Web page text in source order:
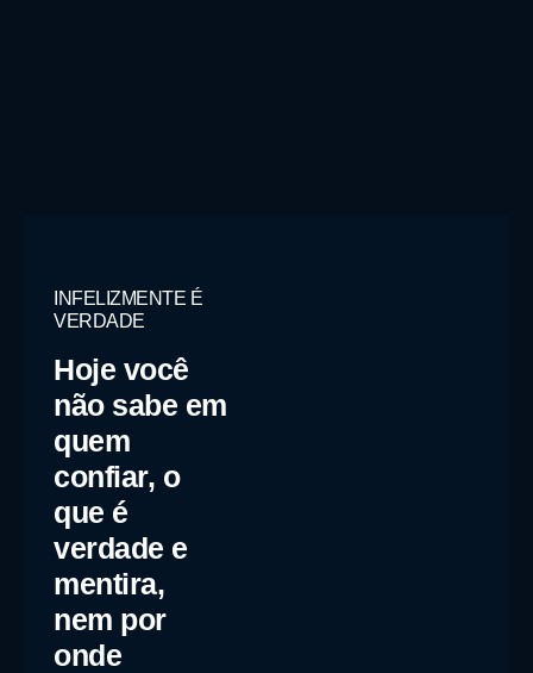
INFELIZMENTE É
VERDADE
Hoje você
não sabe em
quem
confiar, o
que é
verdade e
mentira,
nem por
onde